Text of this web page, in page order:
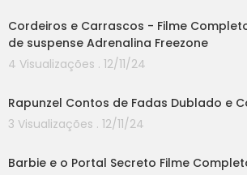
>doze homens e uma
r online <br />doze homens e
va versão <br />doze homens e
br />doze homens e uma
Cordeiros e Carrascos - Filme
de suspense Adrenalina Freezone
4 Visualizações . 12/11/24
Rapunzel Contos de Fadas Dublado e
3 Visualizações . 12/11/24
Barbie e o Portal Secreto Filme